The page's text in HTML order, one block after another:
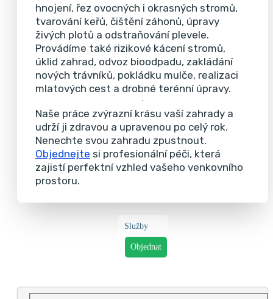
hnojení, řez ovocných i okrasných stromů,
tvarování keřů, čištění záhonů, úpravy
živých plotů a odstraňování plevele.
Provádíme také rizikové kácení stromů,
úklid zahrad, odvoz bioodpadu, zakládání
nových trávníků, pokládku mulče, realizaci
mlatových cest a drobné terénní úpravy.
Naše práce zvýrazní krásu vaší zahrady a
udrží ji zdravou a upravenou po celý rok.
Nenechte svou zahradu zpustnout.
Objednejte si profesionální péči, která
zajistí perfektní vzhled vašeho venkovního
prostoru.
Služby
Objednat